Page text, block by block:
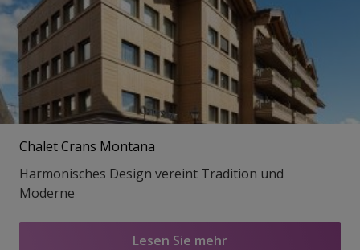
Chalet Crans Montana
Harmonisches Design vereint Tradition und
Moderne
Lesen Sie mehr